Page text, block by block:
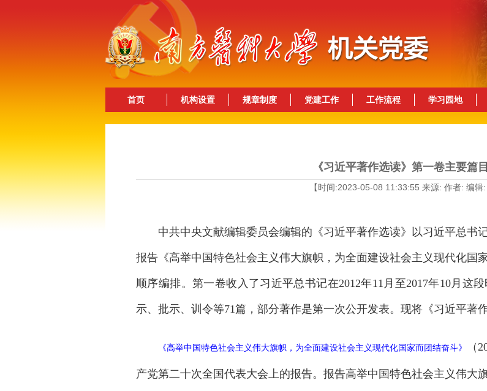
首页 机构设置 规章制度 党建工作 工作流程 学习园地
《习近平著作选读》第一卷主要篇
【时间:2023-05-08 11:33:55 来源: 作者: 编辑:
中共中央文献编辑委员会编辑的《习近平著作选读》以习近平总书
报告《高举中国特色社会主义伟大旗帜，为全面建设社会主义现代化国
顺序编排。第一卷收入了习近平总书记在2012年11月至2017年10月这
示、批示、训令等71篇，部分著作是第一次公开发表。现将《习近平著
《高举中国特色社会主义伟大旗帜，为全面建设社会主义现代化国家而团结奋斗》 （
产党第二十次全国代表大会上的报告。报告高举中国特色社会主义伟大